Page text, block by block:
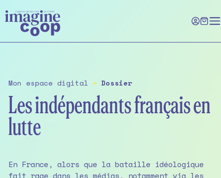
to
the
content
Mon espace digital ➔ Dossier
Les indépendants français en
lutte
En France, alors que la bataille idéologique